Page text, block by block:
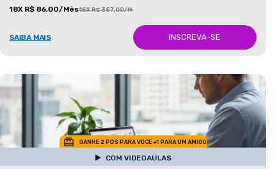
18X R$ 86,00/Mês18X R$ 387,00/Mês
SAIBA MAIS INSCREVA-SE
GANHE 2 POS PARA VOCE +1 PARA UM AMIGO
COM VIDEOAULAS